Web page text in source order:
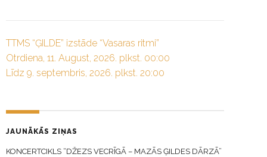
TTMS “ĢILDE” izstāde “Vasaras ritmi”
Otrdiena, 11. August, 2026. plkst. 00:00
Līdz 9. septembris, 2026. plkst. 20:00
JAUNĀKĀS ZIŅAS
KONCERTCIKLS “DŽEZS VECRĪGĀ – MAZĀS ĢILDES DĀRZĀ”